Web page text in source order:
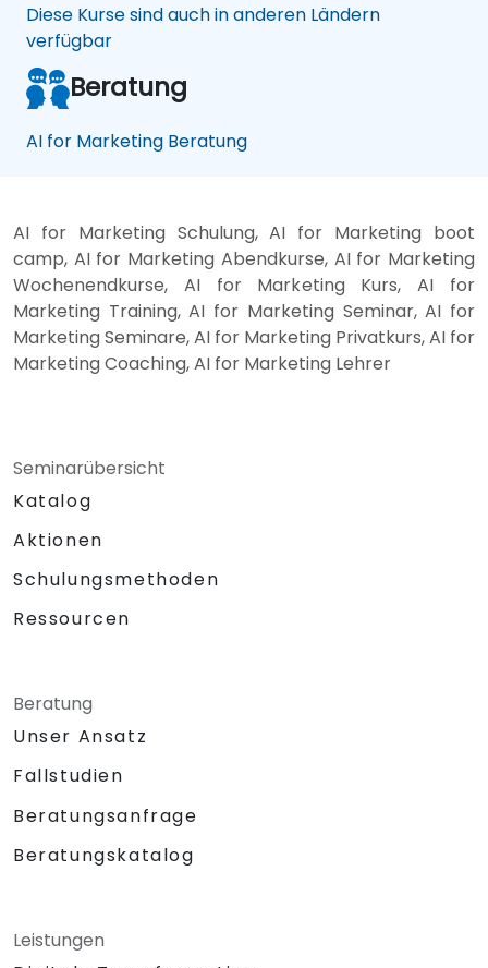
Diese Kurse sind auch in anderen Ländern
verfügbar
Beratung
AI for Marketing Beratung
AI for Marketing Schulung, AI for Marketing boot
camp, AI for Marketing Abendkurse, AI for Marketing
Wochenendkurse, AI for Marketing Kurs, AI for
Marketing Training, AI for Marketing Seminar, AI for
Marketing Seminare, AI for Marketing Privatkurs, AI for
Marketing Coaching, AI for Marketing Lehrer
Seminarübersicht
Katalog
Aktionen
Schulungsmethoden
Ressourcen
Beratung
Unser Ansatz
Fallstudien
Beratungsanfrage
Beratungskatalog
Leistungen